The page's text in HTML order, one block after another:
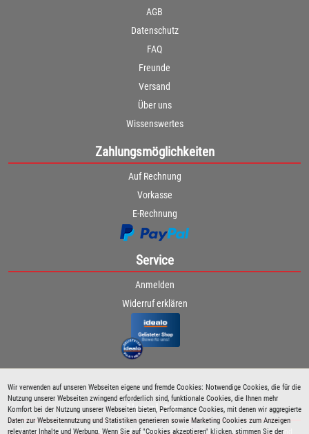
Wir verwenden auf unseren Webseiten eigene und fremde Cookies: Notwendige Cookies, die für die
Nutzung unserer Webseiten zwingend erforderlich sind, funktionale Cookies, die Ihnen mehr
Komfort bei der Nutzung unserer Webseiten bieten, Performance Cookies, mit denen wir aggregierte
Daten zur Webseitennutzung und Statistiken generieren sowie Marketing Cookies zum Anzeigen
relevanter Inhalte und Werbung. Wenn Sie auf "Cookies akzeptieren" klicken, stimmen Sie der
AGB
Datenschutz
FAQ
Freunde
Versand
Über uns
Wissenswertes
Zahlungsmöglichkeiten
Auf Rechnung
Vorkasse
E-Rechnung
Service
Anmelden
Widerruf erklären
Newsletter